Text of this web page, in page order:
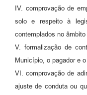
IV. comprovação de
solo e respeito à
contemplados no
V. formalização de
Município, o pagador e
VI. comprovação de
ajuste de conduta ou